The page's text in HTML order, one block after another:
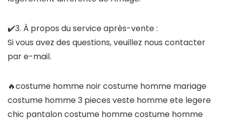
✔️3. À propos du service après-vente :
Si vous avez des questions, veuillez nous contacter
par e-mail.
🔥costume homme noir costume homme mariage
costume homme 3 pieces veste homme ete legere
chic pantalon costume homme costume homme